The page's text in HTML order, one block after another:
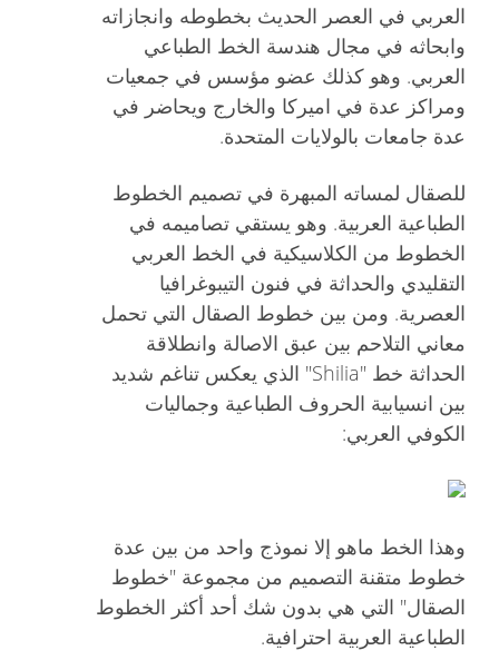
العربي في العصر الحديث بخطوطه وانجازاته
وابحاثه في مجال هندسة الخط الطباعي
العربي. وهو كذلك عضو مؤسس في جمعيات
ومراكز عدة في اميركا والخارج ويحاضر في
عدة جامعات بالولايات المتحدة.
للصقال لمساته المبهرة في تصميم الخطوط
الطباعية العربية. وهو يستقي تصاميمه في
الخطوط من الكلاسيكية في الخط العربي
التقليدي والحداثة في فنون التيبوغرافيا
العصرية. ومن بين خطوط الصقال التي تحمل
معاني التلاحم بين عبق الاصالة وانطلاقة
الحداثة خط "Shilia" الذي يعكس تناغم شديد
بين انسيابية الحروف الطباعية وجماليات
الكوفي العربي:
وهذا الخط ماهو إلا نموذج واحد من بين عدة
خطوط متقنة التصميم من مجموعة "خطوط
الصقال" التي هي بدون شك أحد أكثر الخطوط
الطباعية العربية احترافية.